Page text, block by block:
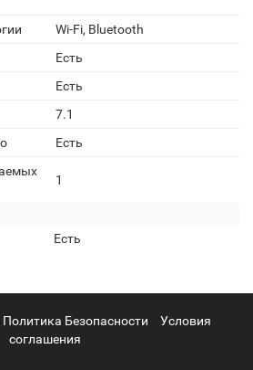
Wi-Fi, Bluetooth
Есть
Есть
7.1
Есть
1
Есть
Политика Безопасности
Условия
соглашения